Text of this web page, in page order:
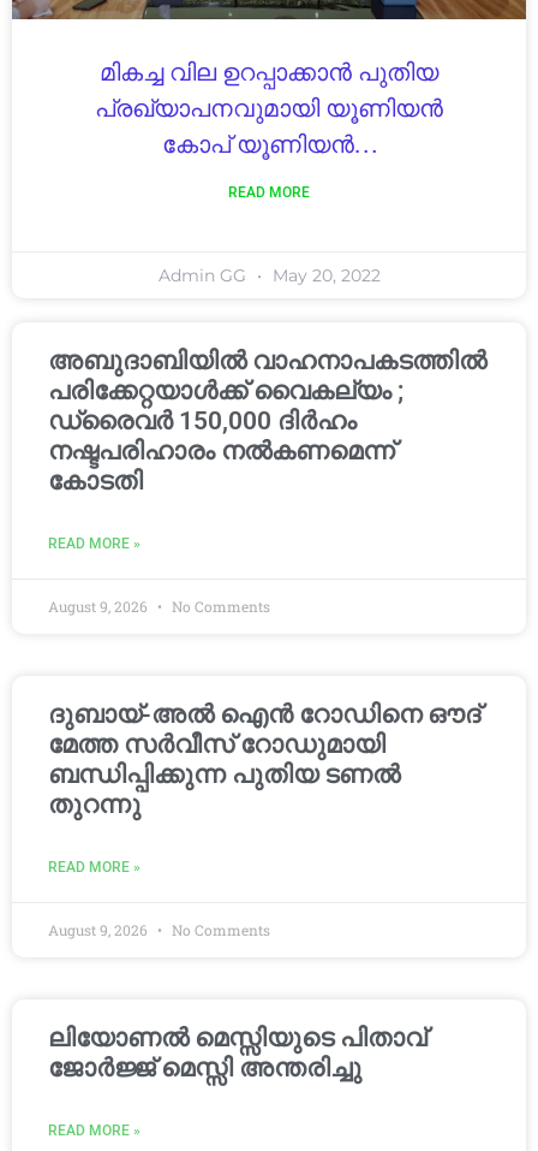
മികച്ച വില ഉറപ്പാക്കാന്‍ പുതിയ
പ്രഖ്യാപനവുമായി യൂണിയന്‍
കോപ് യൂണിയന്‍…
READ MORE
Admin GG May 20, 2022
അബുദാബിയിൽ വാഹനാപകടത്തിൽ
പരിക്കേറ്റയാൾക്ക് വൈകല്യം ;
ഡ്രൈവർ 150,000 ദിർഹം
നഷ്ടപരിഹാരം നൽകണമെന്ന്
കോടതി
READ MORE »
August 9, 2026 No Comments
ദുബായ്-അൽ ഐൻ റോഡിനെ ഔദ്
മേത്ത സർവീസ് റോഡുമായി
ബന്ധിപ്പിക്കുന്ന പുതിയ ടണൽ
തുറന്നു
READ MORE »
August 9, 2026 No Comments
ലിയോണൽ മെസ്സിയുടെ പിതാവ്
ജോർജ്ജ് മെസ്സി അന്തരിച്ചു
READ MORE »